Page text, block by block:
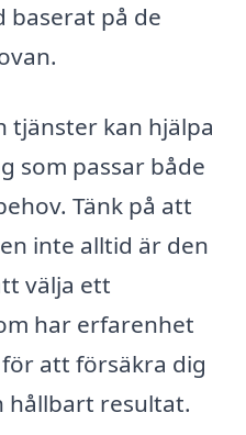
baserat på de
tjänster kan hjälpa
som passar både
Tänk på att
inte alltid är den
välja ett
har erfarenhet
att försäkra dig
resultat.